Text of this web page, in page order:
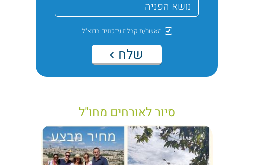
מאשר/ת קבלת עדכונים בדוא"ל
שלח
סיור לאורחים מחו"ל